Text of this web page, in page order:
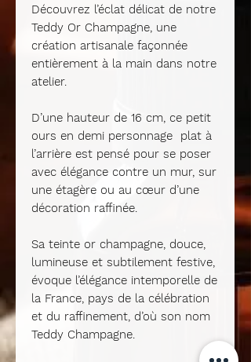
Découvrez l’éclat délicat de notre
Teddy Or Champagne , une
création artisanale façonnée
entièrement à la main dans notre
atelier.
D’une hauteur de 16 cm , ce petit
ours en demi personnage plat à
l’arrière est pensé pour se poser
avec élégance contre un mur, sur
une étagère ou au cœur d’une
décoration raffinée.
Sa teinte or champagne , douce,
lumineuse et subtilement festive,
évoque l’élégance intemporelle de
la France , pays de la célébration
et du raffinement, d’où son nom
Teddy Champagne